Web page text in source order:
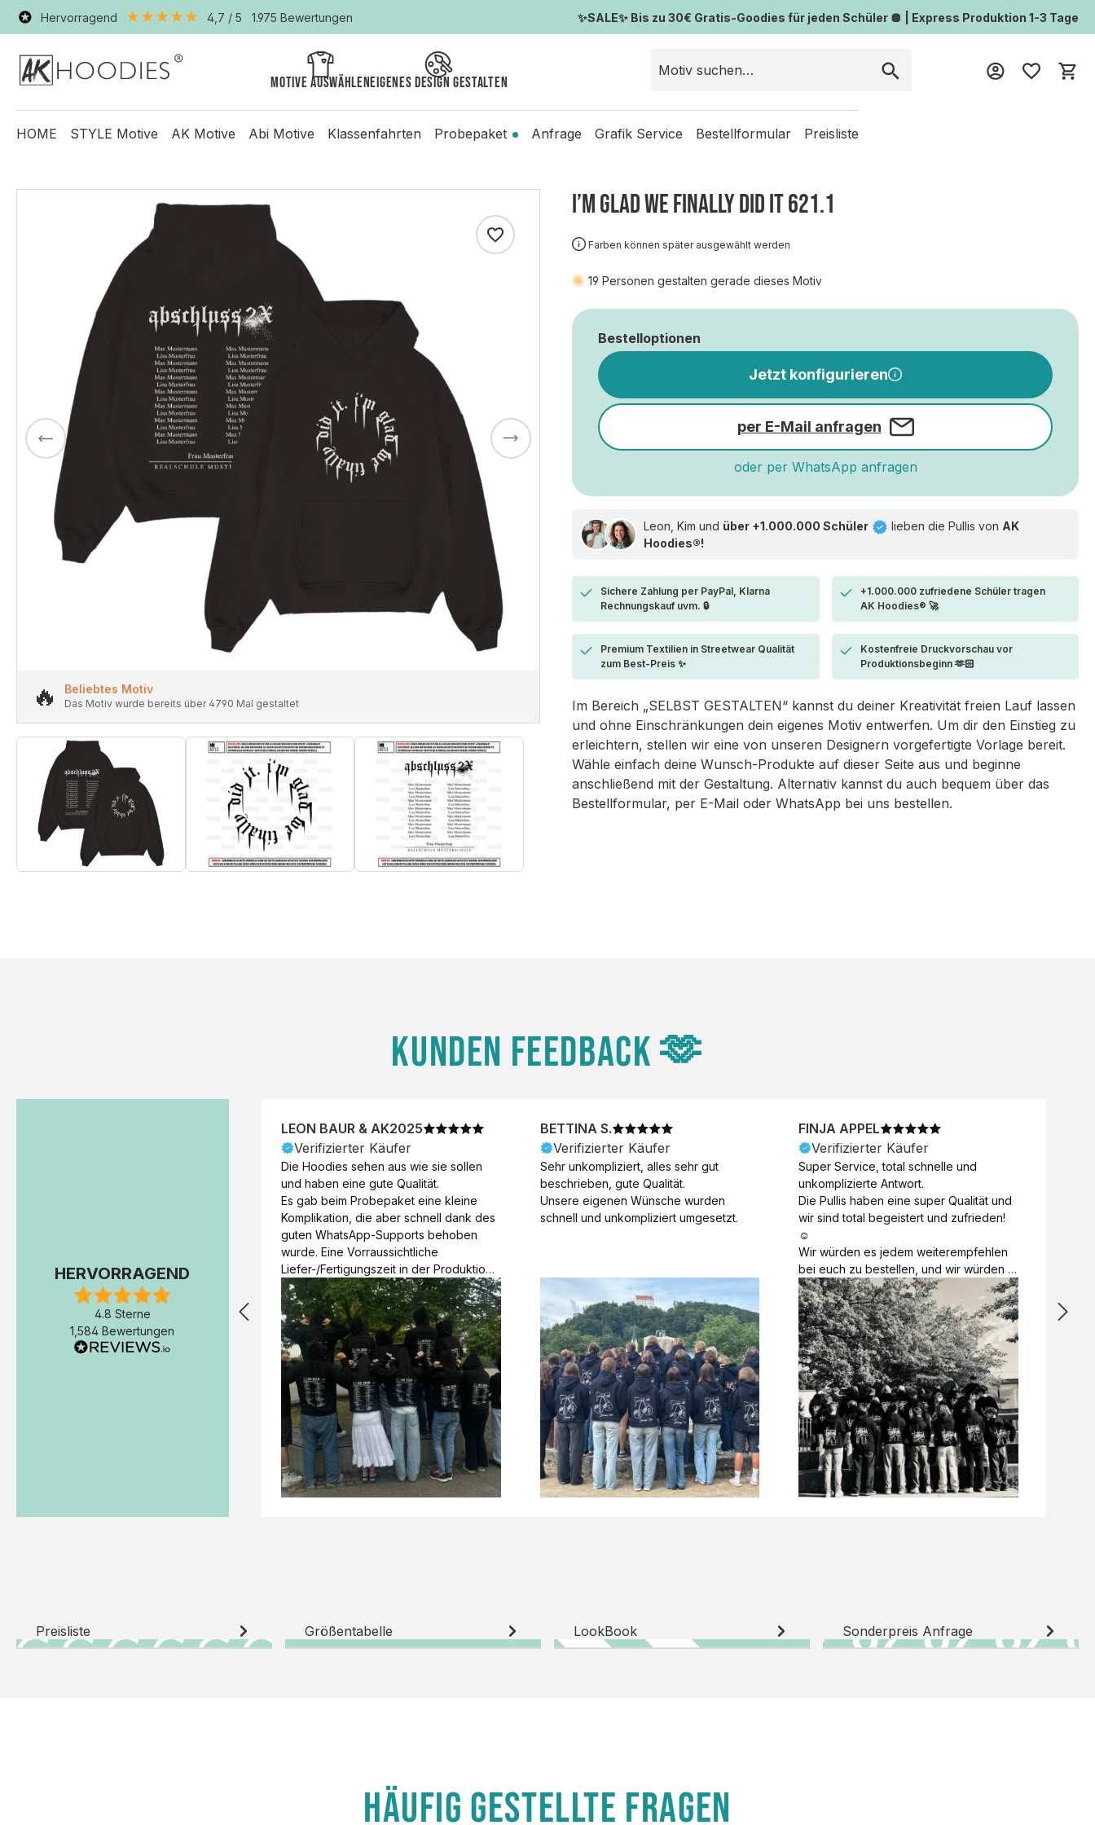
Hervorragend 4,7 / 5 1.975 Bewertungen ✨SALE✨ Bis zu 30€ Gratis-Goodies für jeden Schüler 🪩 | Express Produktion 1-3 Tage
Motive auswählenEigenes Design gestalten
HOME STYLE Motive AK Motive Abi Motive Klassenfahrten Probepaket Anfrage Grafik Service Bestellformular Preisliste
🔥 Beliebtes Motiv
Das Motiv wurde bereits über 4790 Mal gestaltet
I’M GLAD WE FINALLY DID IT 621.1
Farben können später ausgewählt werden
19 Personen gestalten gerade dieses Motiv
Bestelloptionen
Jetzt konfigurieren
per E-Mail anfragen
oder per WhatsApp anfragen
Leon, Kim und über +1.000.000 Schüler lieben die Pullis von AK
Hoodies®!
Sichere Zahlung per PayPal, Klarna
Rechnungskauf uvm. 🔒
+1.000.000 zufriedene Schüler tragen
AK Hoodies® 🚀
Premium Textilien in Streetwear Qualität
zum Best-Preis ✨
Kostenfreie Druckvorschau vor
Produktionsbeginn 🫶🏻
Im Bereich „SELBST GESTALTEN“ kannst du deiner Kreativität freien Lauf lassen
und ohne Einschränkungen dein eigenes Motiv entwerfen. Um dir den Einstieg zu
erleichtern, stellen wir eine von unseren Designern vorgefertigte Vorlage bereit.
Wähle einfach deine Wunsch-Produkte auf dieser Seite aus und beginne
anschließend mit der Gestaltung. Alternativ kannst du auch bequem über das
Bestellformular, per E-Mail oder WhatsApp bei uns bestellen.
KUNDEN FEEDBACK 🫶
HERVORRAGEND
4.8 Sterne
1,584 Bewertungen
LEON BAUR & AK2025
Verifizierter Käufer
Die Hoodies sehen aus wie sie sollen
und haben eine gute Qualität.
Es gab beim Probepaket eine kleine
Komplikation, die aber schnell dank des
guten WhatsApp-Supports behoben
wurde. Eine Vorraussichtliche
Liefer-/Fertigungszeit in der Produktion
wäre hilfreich. Die Produktion dauerte 7
Werktage (inkl. Samstage und ohne
Express-Produktion), die Lieferung
erfolgte schon am Tag nach der
Fertigstellung der Produktion.
BETTINA S.
Verifizierter Käufer
Sehr unkompliziert, alles sehr gut
beschrieben, gute Qualität.
Unsere eigenen Wünsche wurden
schnell und unkompliziert umgesetzt.
FINJA APPEL
Verifizierter Käufer
Super Service, total schnelle und
unkomplizierte Antwort.
Die Pullis haben eine super Qualität und
wir sind total begeistert und zufrieden!
☺️
Wir würden es jedem weiterempfehlen
bei euch zu bestellen, und wir würden
es auch sofort nochmal tun!
Vielen Dank für alles 😊
Preisliste Größentabelle LookBook Sonderpreis Anfrage
HÄUFIG GESTELLTE FRAGEN